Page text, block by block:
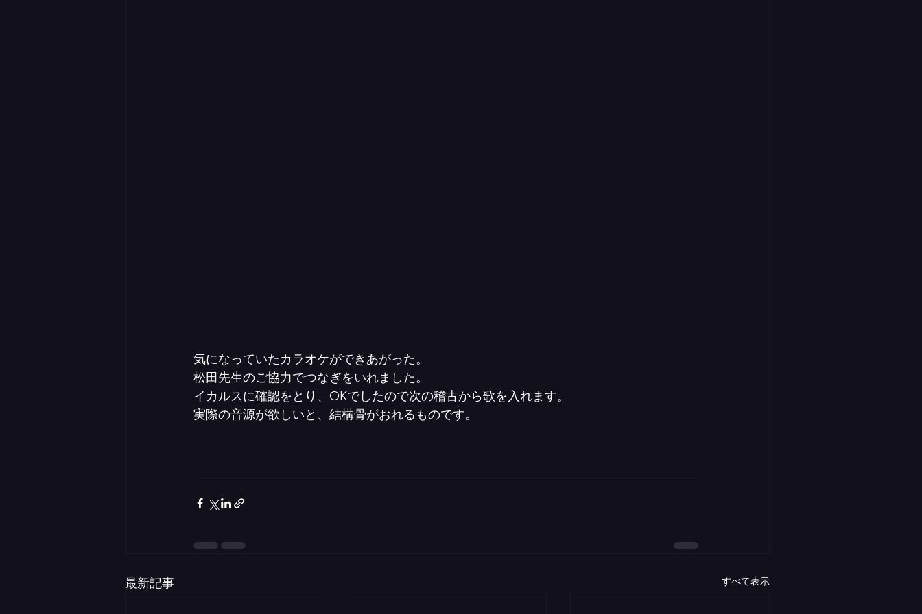
気になっていたカラオケができあがった。
松田先生のご協力でつなぎをいれました。
イカルスに確認をとり、OKでしたので次の稽古から歌を入れます。
実際の音源が欲しいと、結構骨がおれるものです。
最新記事 すべて表示